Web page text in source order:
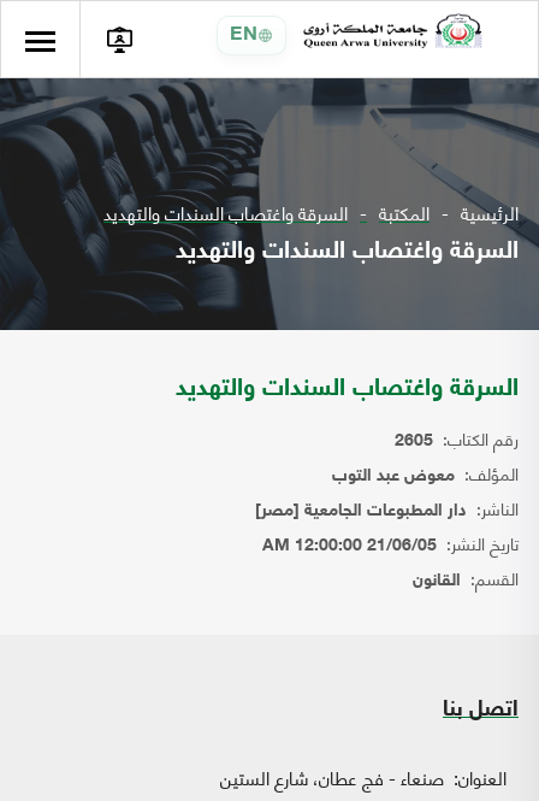
EN
الرئيسية المكتبة السرقة واغتصاب السندات والتهديد
السرقة واغتصاب السندات والتهديد
السرقة واغتصاب السندات والتهديد
رقم الكتاب: 2605
المؤلف: معوض عبد التوب
الناشر: دار المطبوعات الجامعية [مصر]
تاريخ النشر: 21/06/05 12:00:00 AM
القسم: القانون
اتصل بنا
العنوان: صنعاء - فج عطان، شارع الستين